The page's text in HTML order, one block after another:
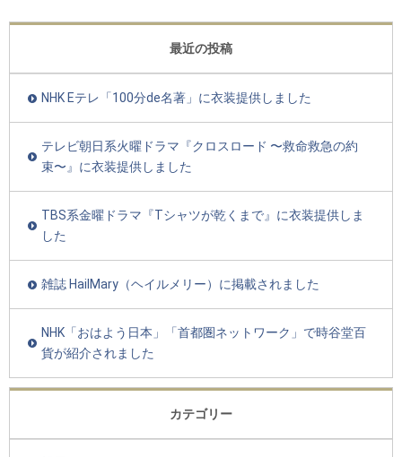
最近の投稿
NHK Eテレ「100分de名著」に衣装提供しました
テレビ朝日系火曜ドラマ『クロスロード 〜救命救急の約
束〜』に衣装提供しました
TBS系金曜ドラマ『Tシャツが乾くまで』に衣装提供しま
した
雑誌 HailMary（ヘイルメリー）に掲載されました
NHK「おはよう日本」「首都圏ネットワーク」で時谷堂百
貨が紹介されました
カテゴリー